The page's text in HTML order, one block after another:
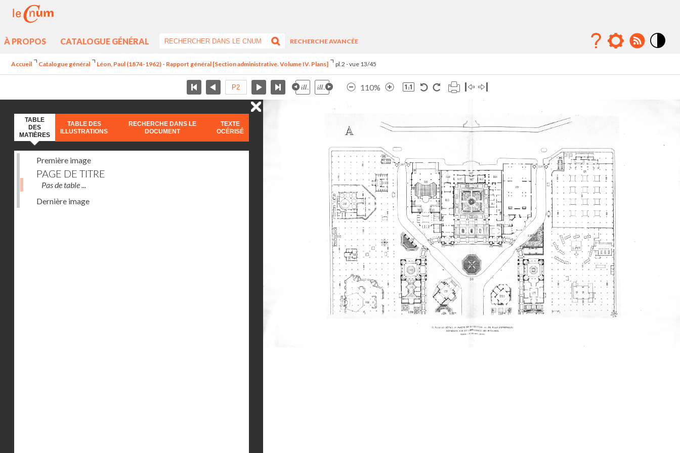
À PROPOS CATALOGUE GÉNÉRAL
RECHERCHE AVANCÉE
Accueil Catalogue général Léon, Paul (1874-1962) - Rapport général [Section administrative. Volume IV. Plans] pl.2 - vue 13/45
110%
TABLE
DES
MATIÈRES
TABLE DES
ILLUSTRATIONS
RECHERCHE DANS LE
DOCUMENT
TEXTE
OCÉRISÉ
Première image
PAGE DE TITRE
Pas de table ...
Dernière image